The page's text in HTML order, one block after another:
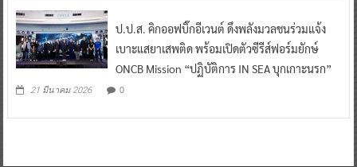
ป.ป.ส. คิกออฟบิ๊กอีเวนต์ ดึงพลังมวลชนร่วมแจ้ง
เบาะแสยาเสพติด พร้อมเปิดตัวซีรีส์ฟอร์มยักษ์
ONCB Mission “ปฏิบัติการ IN SEA บุกเกาะนรก”
21 มีนาคม 2026 0